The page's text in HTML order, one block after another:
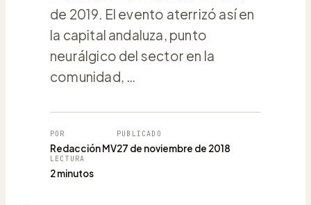
de 2019. El evento aterrizó así en
la capital andaluza, punto
neurálgico del sector en la
comunidad, …
POR
Redacción MV
PUBLICADO
27 de noviembre de 2018
LECTURA
2 minutos